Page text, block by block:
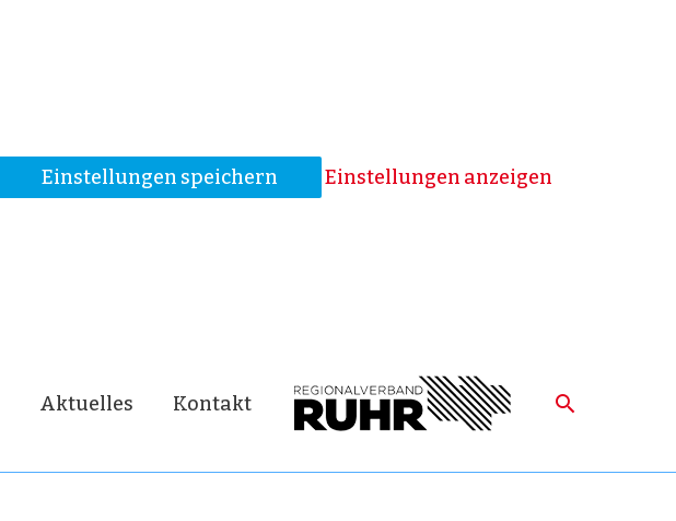
Einstellungen speichern
Einstellungen anzeigen
Aktuelles Kontakt